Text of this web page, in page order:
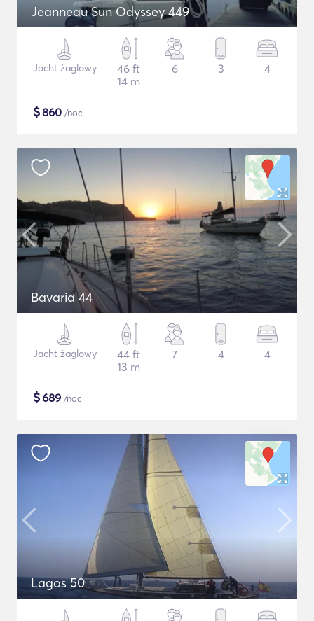
Jeanneau Sun Odyssey 449
Jacht żaglowy
46 ft
14 m
6 3 4
$860 /noc
Bavaria 44
Jacht żaglowy
44 ft
13 m
7 4 4
$689 /noc
Lagos 50